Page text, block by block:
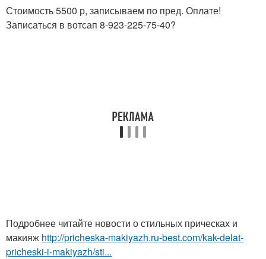
Стоимость 5500 р, записываем по пред. Оплате!
Записаться в вотсап 8-923-225-75-40?
Подробнее читайте новости о стильных прическах и
макияж http://pricheska-makiyazh.ru-best.com/kak-delat-
pricheski-i-makiyazh/sti...